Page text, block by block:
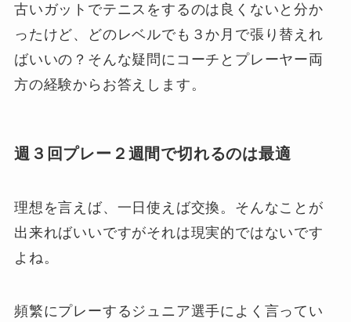
古いガットでテニスをするのは良くないと分か
ったけど、どのレベルでも３か月で張り替えれ
ばいいの？そんな疑問にコーチとプレーヤー両
方の経験からお答えします。
週３回プレー２週間で切れるのは最適
理想を言えば、一日使えば交換。そんなことが
出来ればいいですがそれは現実的ではないです
よね。
頻繁にプレーするジュニア選手によく言ってい